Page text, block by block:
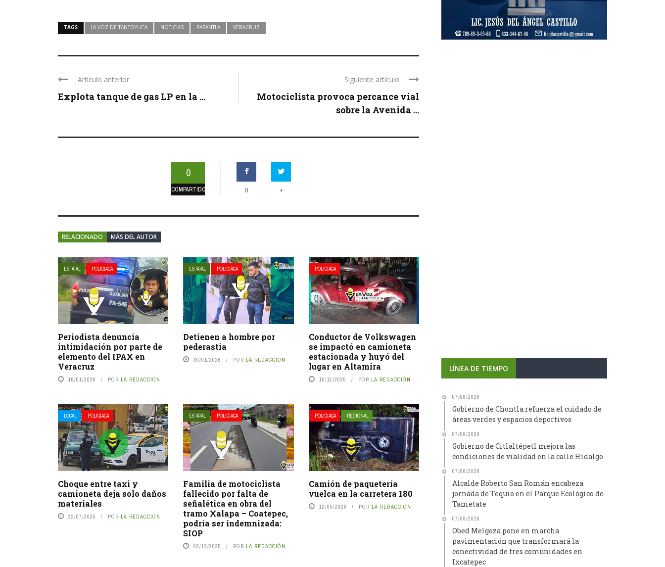
TAGS LA VOZ DE TANTOYUCA NOTICIAS PAPANTLA VERACRUZ
Artículo anterior
Explota tanque de gas LP en la ...
Siguiente artículo
Motociclista provoca percance vial
sobre la Avenida ...
0
COMPARTIDOS 0 +
RELACIONADO MÁS DEL AUTOR
ESTATAL POLICIACA
Periodista denuncia
intimidación por parte de
elemento del IPAX en
Veracruz
18/01/2026 POR LA REDACCIÓN
ESTATAL POLICIACA
Detienen a hombre por
pederastia
30/01/2026 POR LA REDACCIÓN
POLICIACA
Conductor de Volkswagen
se impactó en camioneta
estacionada y huyó del
lugar en Altamira
10/11/2025 POR LA REDACCIÓN
LOCAL POLICIACA
Choque entre taxi y
camioneta deja solo daños
materiales
22/07/2025 POR LA REDACCIÓN
ESTATAL POLICIACA
Familia de motociclista
fallecido por falta de
señalética en obra del
tramo Xalapa – Coatepec,
podría ser indemnizada:
SIOP
02/12/2025 POR LA REDACCIÓN
POLICIACA REGIONAL
Camión de paquetería
vuelca en la carretera 180
12/05/2026 POR LA REDACCIÓN
LÍNEA DE TIEMPO
07/08/2026
Gobierno de Chontla refuerza el cuidado de
áreas verdes y espacios deportivos
07/08/2026
Gobierno de Citlaltépetl mejora las
condiciones de vialidad en la calle Hidalgo
07/08/2026
Alcalde Roberto San Román encabeza
jornada de Tequio en el Parque Ecológico de
Tametate
07/08/2026
Obed Melgoza pone en marcha
pavimentación que transformará la
conectividad de tres comunidades en
Ixcatepec